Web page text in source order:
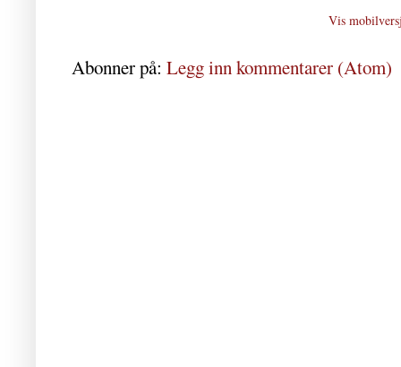
Vis
Abonner på: Legg inn kommentarer (Atom)